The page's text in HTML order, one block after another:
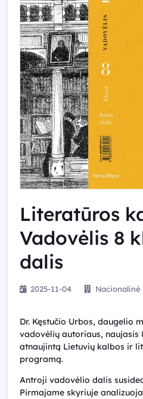
Literatūros
Vadovėlis 8
dalis
2025-11-04
Dr. Kęstučio Urbos, daugelio
vadovėlių autoriaus, naujasis
atnaujintą Lietuvių kalbos ir
programą.
Antroji vadovėlio dalis
Pirmajame skyriuje